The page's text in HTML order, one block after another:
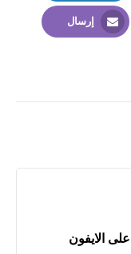
LinkedIn
إرسال
الايفون